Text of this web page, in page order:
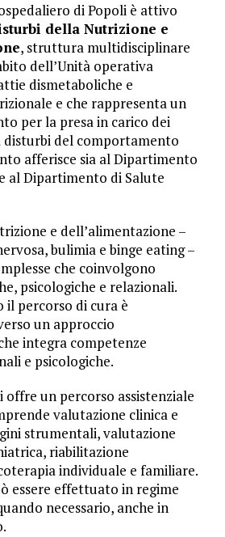
di Popoli è attivo
della Nutrizione e
, struttura multidisciplinare
dell’Unità operativa
dismetaboliche e
e che rappresenta un
per la presa in carico dei
del comportamento
afferisce sia al Dipartimento
al Dipartimento di Salute
e dell’alimentazione –
bulimia e binge eating –
che coinvolgono
psicologiche e relazionali.
il percorso di cura è
un approccio
integra competenze
e psicologiche.
un percorso assistenziale
valutazione clinica e
strumentali, valutazione
riabilitazione
individuale e familiare.
essere effettuato in regime
necessario, anche in